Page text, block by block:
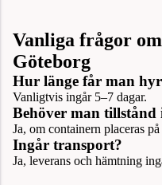
Vanliga frågor
Göteborg
Hur länge får man
Vanligtvis ingår 5–7 dagar.
Behöver man tillstånd
Ja, om containern placeras
Ingår transport?
Ja, leverans och hämtning